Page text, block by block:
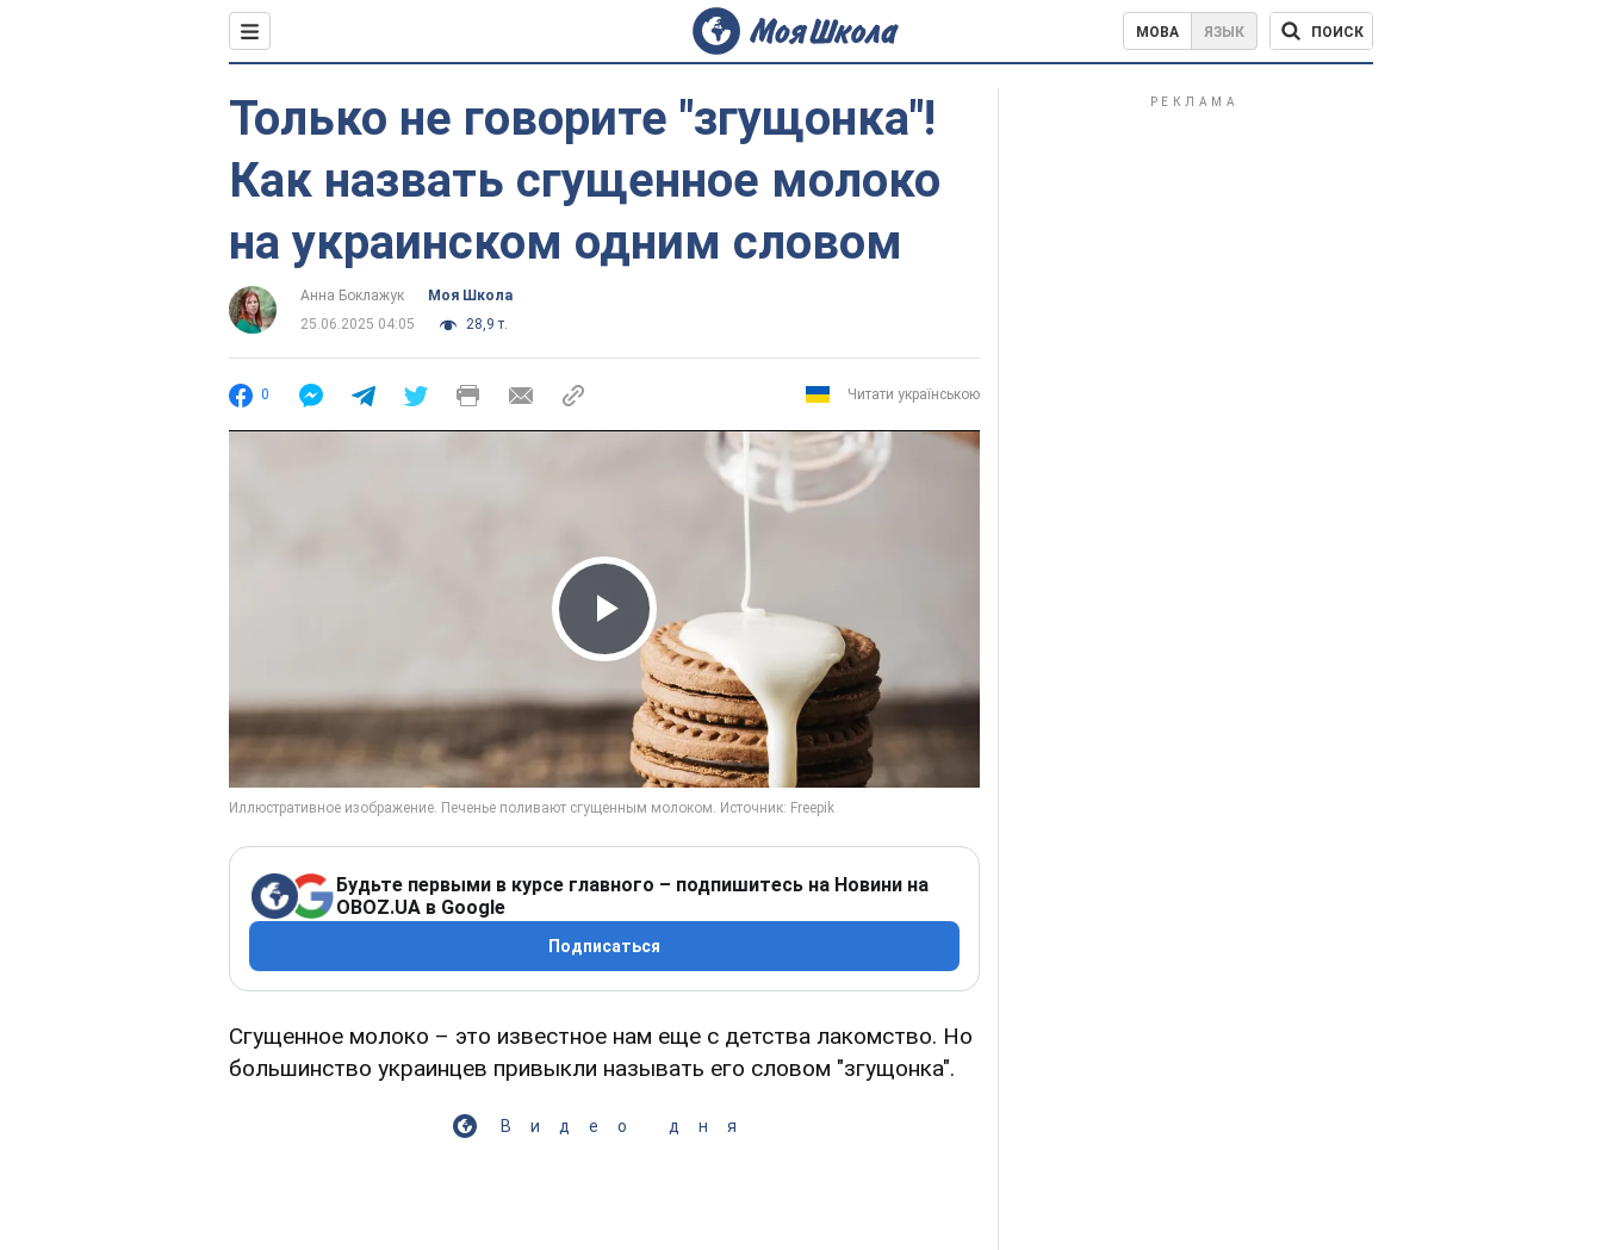
МОВА ЯЗЫК ПОИСК
Только не говорите "згущонка"!
Как назвать сгущенное молоко
на украинском одним словом
Анна Боклажук
Моя Школа
25.06.2025 04:05
28,9 т.
0 Читати українською
Play Video
Будьте первыми в курсе главного – подпишитесь на Новини на
OBOZ.UA в Google
Подписаться
Сгущенное молоко – это известное нам еще с детства лакомство. Но
большинство украинцев привыкли называть его словом "згущонка".
Видео дня